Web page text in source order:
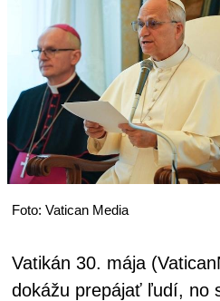
Foto: Vatican Media
Vatikán 30. mája
dokážu prepájať ľudí, no